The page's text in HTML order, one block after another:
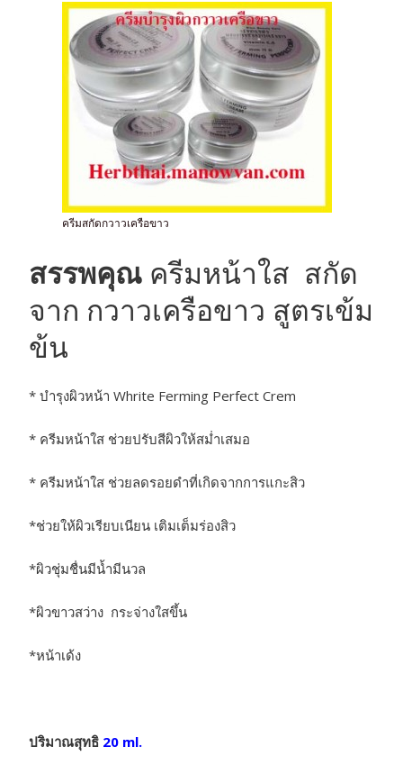
ครีมสกัดกวาวเครือขาว
สรรพคุณ ครีมหน้าใส สกัด
จาก กวาวเครือขาว สูตรเข้ม
ข้น
* บำรุงผิวหน้า Whrite Ferming Perfect Crem
* ครีมหน้าใส ช่วยปรับสีผิวให้สม่ำเสมอ
* ครีมหน้าใส ช่วยลดรอยดำที่เกิดจากการแกะสิว
*ช่วยให้ผิวเรียบเนียน เติมเต็มร่องสิว
*ผิวชุ่มชื่นมีน้ำมีนวล
*ผิวขาวสว่าง กระจ่างใสขึ้น
*หน้าเด้ง
ปริมาณสุทธิ 20 ml.